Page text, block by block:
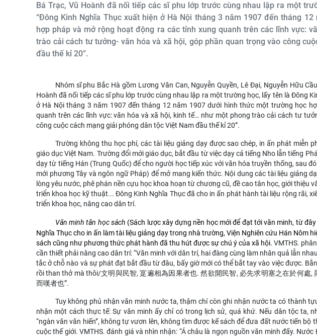
Bá Trạc, Vũ Hoành đã nối tiếp các sĩ phu lớp trước cùng nhau lập ra một
“Đông Kinh Nghĩa Thục xuất hiện ở Hà Nội tháng 3 năm 1907 đến tháng
hợp pháp và mở rộng hoạt động ra các tỉnh xung quanh trên các lĩnh vực:
trào cải cách tư tưởng- văn hóa và xã hội, góp phần quan trọng vào công
đầu thế kỉ 20”.
Nhóm sĩ phu Bắc Hà gồm Lương Văn Can, Nguyễn Quyền, Lê Đại, Nguyễn Hữu
Hoành đã nối tiếp các sĩ phu lớp trước cùng nhau lập ra một trường học, lấy tên là Đông
ở Hà Nội tháng 3 năm 1907 đến tháng 12 năm 1907 dưới hình thức một trường học
quanh trên các lĩnh vực: văn hóa và xã hội, kinh tế… như một phong trào cải cách tư
công cuộc cách mạng giải phóng dân tộc Việt Nam đầu thế kỉ 20”.
Trường không thu học phí, các tài liệu giảng dạy được sao chép, in ấn phát miễn
giáo dục Việt Nam. Trường đổi mới giáo dục, bắt đầu từ việc dạy cả tiếng Nho lẫn tiếng
dạy từ tiếng Hán (Trung Quốc) để cho người học tiếp xúc với văn hóa truyền thống, sau
mới phương Tây và ngôn ngữ Pháp) để mở mang kiến thức. Nội dung các tài liệu giảng
lòng yêu nước, phê phán nền cựu học khoa hoạn từ chương cũ, đề cao tân học, giới thiệu
triển khoa học kỹ thuật... Đông Kinh Nghĩa Thục đã cho in ấn phát hành tài liệu rộng rãi,
triển khoa học, nâng cao dân trí.
Văn minh tân học sách (Sách lược xây dựng nền học mới để đạt tới văn minh, từ
Nghĩa Thục cho in ấn làm tài liệu giảng dạy trong nhà trường, Viện Nghiên cứu Hán Nôm
sách cũng như phương thức phát hành đã thu hút được sự chú ý của xã hội. VMTHS.
cần thiết phải nâng cao dân trí: “Văn minh với dân trí, hai đàng cùng làm nhân quả lẫn
tắc ở chỗ nào và sự phát đạt bắt đầu từ đâu, bấy giờ mới có thể bắt tay vào việc được.
rồi than thở mà thôi/文明與民智, 寔遍相為因果者也. 然欲開民智, 必先求明塞之在於何處
而嘆者也”.
Tuy không phủ nhận văn minh nước ta, thậm chí còn ghi nhận nước ta có thành
nhận một cách thực tế: Sự văn minh ấy chỉ có trong lịch sử, quá khứ. Nếu dân tộc ta,
“ngàn văn văn hiến”, không tự vươn lên, không tìm được kế sách để đưa đất nước tiến
cuộc thế giới. VMTHS. đánh giá và nhìn nhận: “Á châu là ngọn nguồn văn minh đấy.